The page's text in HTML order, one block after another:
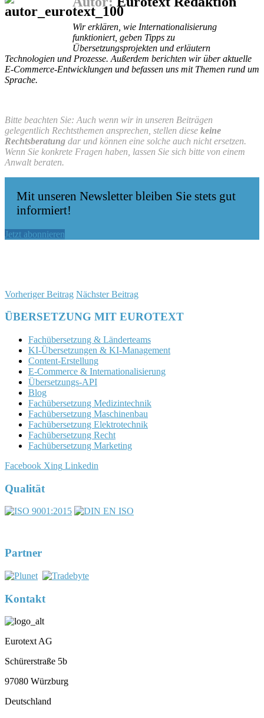
Wir erklären, wie Internationalisierung
funktioniert, geben Tipps zu
Übersetzungsprojekten und erläutern
Technologien und Prozesse. Außerdem berichten wir über aktuelle
E-Commerce-Entwicklungen und befassen uns mit Themen rund um
Sprache.
Bitte beachten Sie: Auch wenn wir in unseren Beiträgen
gelegentlich Rechtsthemen ansprechen, stellen diese keine
Rechtsberatung dar und können eine solche auch nicht ersetzen.
Wenn Sie konkrete Fragen haben, lassen Sie sich bitte von einem
Anwalt beraten.
Mit unseren Newsletter bleiben Sie stets gut
informiert!
Jetzt abonnieren
Vorheriger Beitrag Nächster Beitrag
ÜBERSETZUNG MIT EUROTEXT
Fachübersetzung & Länderteams
KI-Übersetzungen & KI-Management
Content-Erstellung
E-Commerce & Internationalisierung
Übersetzungs-API
Blog
Fachübersetzung Medizintechnik
Fachübersetzung Maschinenbau
Fachübersetzung Elektrotechnik
Fachübersetzung Recht
Fachübersetzung Marketing
Facebook Xing Linkedin
Qualität
Partner
Kontakt
Eurotext AG
Schürerstraße 5b
97080 Würzburg
Deutschland